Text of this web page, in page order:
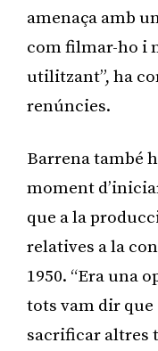
amenaça amb
com filmar-ho i
utilitzant”, ha
renúncies.
Barrena també
moment
que a la
relatives a la
1950. “Era una
tots vam dir que
sacrificar altres